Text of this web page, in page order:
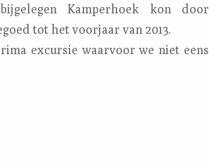
Kamperhoek kon door
tot het voorjaar van 2013.
excursie waarvoor we niet eens